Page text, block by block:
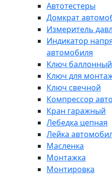
Автотестеры
Домкрат
Измеритель
Индикатор
автомобиля
Ключ баллонный
Ключ для
Ключ свечной
Компрессор
Кран гаражный
Лебедка цепная
Лейка
Масленка
Монтажка
Монтировка